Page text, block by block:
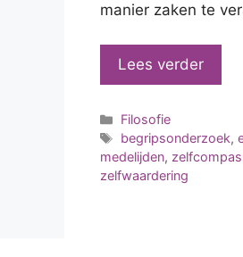
manier zaken te
Lees verder
Categorieën
Filosofie
Tags
begripsonderzoek,
medelijden,
zelfwaardering